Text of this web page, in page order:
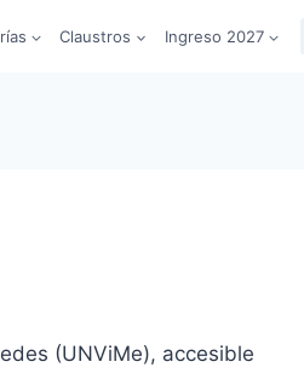
Claustros Ingreso 2027
(UNViMe), accesible